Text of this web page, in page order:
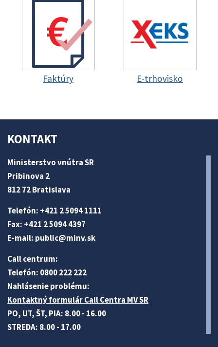
Faktúry E-trhovisko
KONTAKT
Ministerstvo vnútra SR
Pribinova 2
812 72 Bratislava
Telefón: +421 2 5094 1111
Fax: +421 2 5094 4397
E-mail: public@minv.sk
Call centrum:
Telefón: 0800 222 222
Nahlásenie problému:
Kontaktný formulár Call Centra MV SR
PO, UT, ŠT, PIA: 8.00 - 16.00
STREDA: 8.00 - 17.00